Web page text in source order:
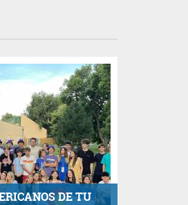
DE TU